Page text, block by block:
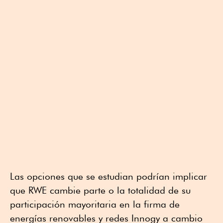
Las opciones que se estudian podrían implicar
que RWE cambie parte o la totalidad de su
participación mayoritaria en la firma de
energías renovables y redes Innogy a cambio